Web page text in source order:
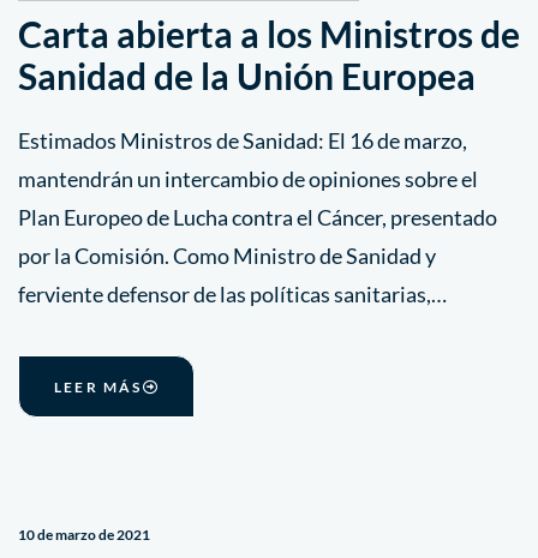
Carta abierta a los Ministros de
Sanidad de la Unión Europea
Estimados Ministros de Sanidad: El 16 de marzo,
mantendrán un intercambio de opiniones sobre el
Plan Europeo de Lucha contra el Cáncer, presentado
por la Comisión. Como Ministro de Sanidad y
ferviente defensor de las políticas sanitarias,…
LEER MÁS
10 de marzo de 2021